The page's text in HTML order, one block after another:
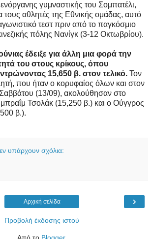
γυμναστικής του Σομπατέλι,
τους αθλητές της Εθνικής ομάδας, αυτό
τεστ πριν από το παγκόσμιο
πόλης Νανίγκ (3-12 Οκτωβρίου).
έδειξε για άλλη μια φορά την
του στους κρίκους, όπου
15,650 β. στον τελικό. Τον
που ήταν ο κορυφαίος όλων και στον
Σαββάτου (13/09), ακολούθησαν στο
Τσολάκ (15,250 β.) και ο Ούγγρος
β.).
υπάρχουν σχόλια:
›
Αρχική σελίδα
Προβολή έκδοσης ιστού